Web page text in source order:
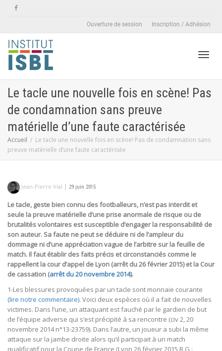
Ouverture de session Inscription / Adhésion
Le tacle une nouvelle fois en scène! Pas
de condamnation sans preuve
matérielle d’une faute caractérisée
Accueil
Le tacle une nouvelle fois en scène! Pas de condamnation sans
preuve matérielle d’une faute caractérisée
Jean-Pierre Vial | 29 juin 2015
Le tacle, geste bien connu des footballeurs, n’est pas interdit et
seule la preuve matérielle d’une prise anormale de risque ou de
brutalités volontaires est susceptible d’engager la responsabilité de
son auteur. Sa faute ne peut se déduire ni de l’ampleur du
dommage ni d’une appréciation vague de l’arbitre sur la feuille de
match. Il faut établir des faits précis et circonstanciés comme le
rappellent la cour d’appel de Lyon (arrêt du 26 février 2015) et la Cour
de cassation (arrêt du 20 novembre 2014).
1-Les blessures provoquées par un tacle sont monnaie courante
(lire notre commentaire). Voici deux espèces où il a fait de nouvelles
victimes. Dans l’une, un attaquant est fauché par le gardien de but
de l’équipe adverse qui s’est précipité à sa rencontre (civ 2, 20
novembre 2014 n°13-23759). Dans l’autre, un joueur a subi la même
attaque sur la jambe droite alors qu’il participait à un match
qualificatif pour la Coupe de France (Lyon 26 février 2015 R.G :